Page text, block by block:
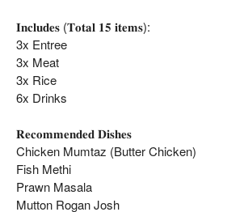
𝐈𝐧𝐜𝐥𝐮𝐝𝐞𝐬 (𝐓𝐨𝐭𝐚𝐥 𝟏𝟓 𝐢𝐭𝐞𝐦𝐬):
3x Entree
3x Meat
3x Rice
6x Drinks
𝐑𝐞𝐜𝐨𝐦𝐦𝐞𝐧𝐝𝐞𝐝 𝐃𝐢𝐬𝐡𝐞𝐬
Chicken Mumtaz (Butter Chicken)
Fish Methi
Prawn Masala
Mutton Rogan Josh